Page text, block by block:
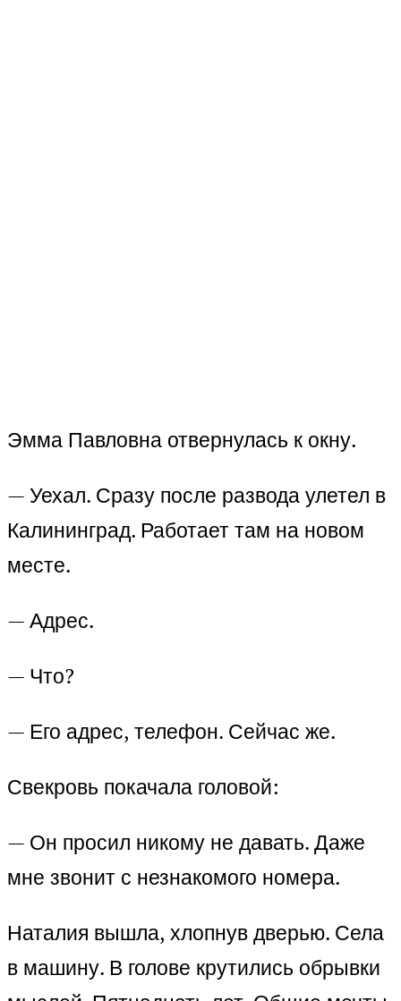
Эмма Павловна отвернулась к окну.
— Уехал. Сразу после развода улетел в
Калининград. Работает там на новом
месте.
— Адрес.
— Что?
— Его адрес, телефон. Сейчас же.
Свекровь покачала головой:
— Он просил никому не давать. Даже
мне звонит с незнакомого номера.
Наталия вышла, хлопнув дверью. Села
в машину. В голове крутились обрывки